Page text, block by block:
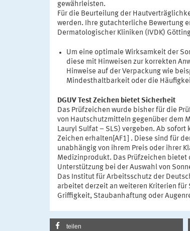
gewährleisten.
Für die Beurteilung der
werden. Ihre gutachterliche Bewertung
Dermatologischer Kliniken (IVDK)
Um eine optimale Wirksamkeit der
diese mit Hinweisen zur korrekten
Hinweise auf der Verpackung wie
Mindesthaltbarkeit oder die
DGUV Test Zeichen bietet Sicherheit
Das Prüfzeichen wurde bisher für die
von Hautschutzmitteln gegenüber dem
Lauryl Sulfat – SLS) vergeben. Ab
Zeichen erhalten[AF1] . Diese sind für
unabhängig von ihrem Preis oder ihrer
Medizinprodukt. Das Prüfzeichen
Unterstützung bei der Auswahl von
Das Institut für Arbeitsschutz der
arbeitet derzeit an weiteren Kriterien
Griffigkeit, Staubanhaftung oder
teilen